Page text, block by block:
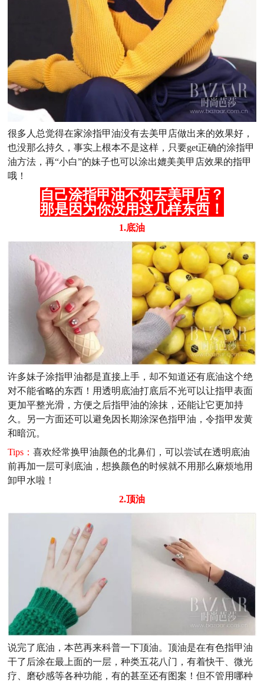
很多人总觉得在家涂指甲油没有去美甲店做出来的效果好，
也没那么持久，事实上根本不是这样，只要get正确的涂指甲
油方法，再“小白”的妹子也可以涂出媲美美甲店效果的指甲
哦！
自己涂指甲油不如去美甲店？
那是因为你没用这几样东西！
1.底油
许多妹子涂指甲油都是直接上手，却不知道还有底油这个绝
对不能省略的东西！用透明底油打底后不光可以让指甲表面
更加平整光滑，方便之后指甲油的涂抹，还能让它更加持
久。另一方面还可以避免因长期涂深色指甲油，令指甲发黄
和暗沉。
Tips：喜欢经常换甲油颜色的北鼻们，可以尝试在透明底油
前再加一层可剥底油，想换颜色的时候就不用那么麻烦地用
卸甲水啦！
2.顶油
说完了底油，本芭再来科普一下顶油。顶油是在有色指甲油
干了后涂在最上面的一层，种类五花八门，有着快干、微光
疗、磨砂感等各种功能，有的甚至还有图案！但不管用哪种